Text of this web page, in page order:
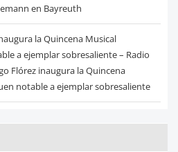
en Bayreuth
la Quincena Musical
a ejemplar sobresaliente – Radio
Flórez inaugura la Quincena
notable a ejemplar sobresaliente